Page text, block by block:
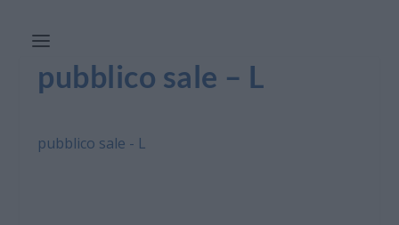
pubblico sale – L
pubblico sale - L